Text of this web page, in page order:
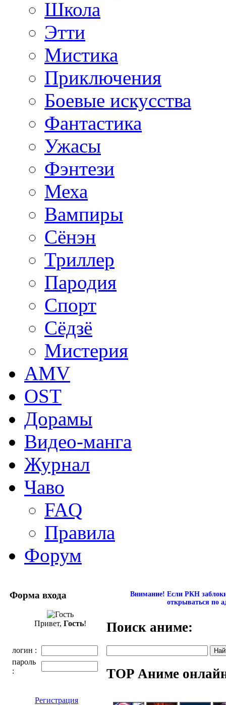
Школа
Этти
Мистика
Приключения
Боевые искусства
Фантастика
Ужасы
Фэнтези
Меха
Вампиры
Сёнэн
Триллер
Пародия
Спорт
Сёдзё
Мистерия
AMV
OST
Дорамы
Видео-манга
Журнал
Чаво
FAQ
Правила
Форум
Форма входа
Привет, Гость!
логин :
пароль
:
Регистрация
Внимание! Если РКН
открываться по
Поиск аниме:
TOP Аниме